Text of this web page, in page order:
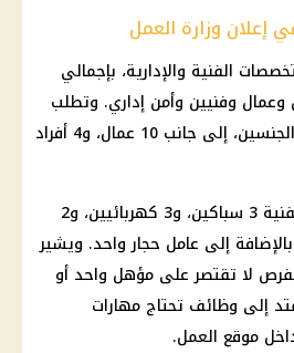
إعلان وزارة العمل
الفنية والإدارية، بإجمالي
وفنيين وأمن إداري. وتطلب
الشركة 10 مترجمين من الجنسين، إلى جانب 10 عمال، و4 أفراد
كما تضمنت الاحتياجات الفنية 3 سباكين، و3 كهربائيين، و2
بالإضافة إلى عامل حجار واحد. ويشير
لا تقتصر على مؤهل واحد أو
إلى وظائف تحتاج مهارات
موقع العمل.